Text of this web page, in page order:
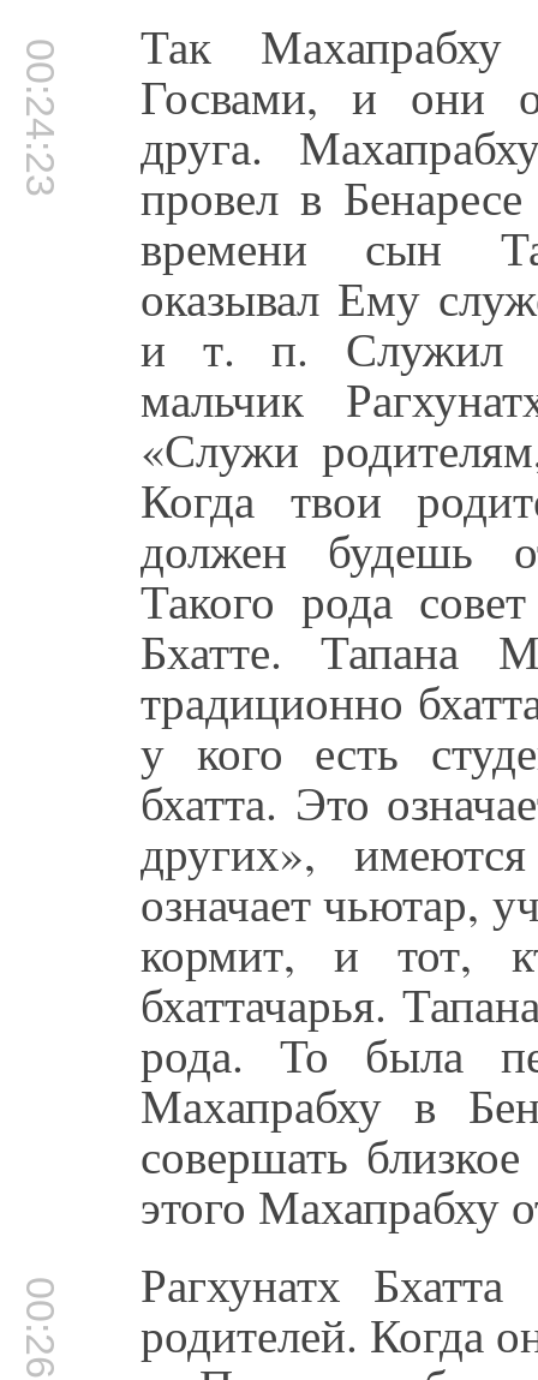
00:24:23 Так Махапрабху
Госвами, и они
друга.
провел в
времени сын
оказывал Ему
и т. п. Служил
мальчик
«Служи
Когда твои
должен будешь
Такого рода
Бхатте. Тапана
традиционно
у кого есть
бхатта. Это
других»,
означает чьютар,
кормит, и тот,
бхаттачарья.
рода. То была
Махапрабху в
совершать
этого Махапрабху
Рагхунатх
родителей. Когда